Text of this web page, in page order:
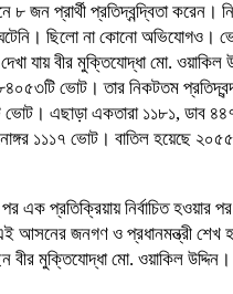
প্রার্থী প্রতিদ্বন্দ্বিতা করেন।
ছিলো না কোনো অভিযোগও।
যায় বীর মুক্তিযোদ্ধা মো. ওয়াকিল
ভোট। তার নিকটতম প্রতিদ্বন্দ্বী
ভোট। এছাড়া একতারা ১১৮১, ডাব
১১১৭ ভোট। বাতিল হয়েছে
এক প্রতিক্রিয়ায় নির্বাচিত হওয়ার
আসনের জনগণ ও প্রধানমন্ত্রী শেখ
বীর মুক্তিযোদ্ধা মো. ওয়াকিল উদ্দিন।